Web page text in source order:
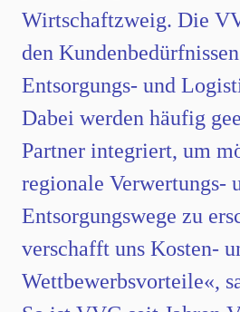
Wirtschaftzweig. Die
den
Entsorgungs- und
Dabei werden häufig
Partner integriert, um
regionale Verwertungs-
Entsorgungswege zu
verschafft uns Kosten-
Wettbewerbsvorteile«,